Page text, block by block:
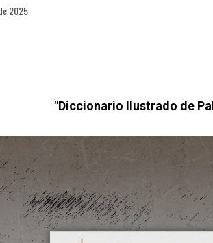
2025
"Diccionario Ilustrado de